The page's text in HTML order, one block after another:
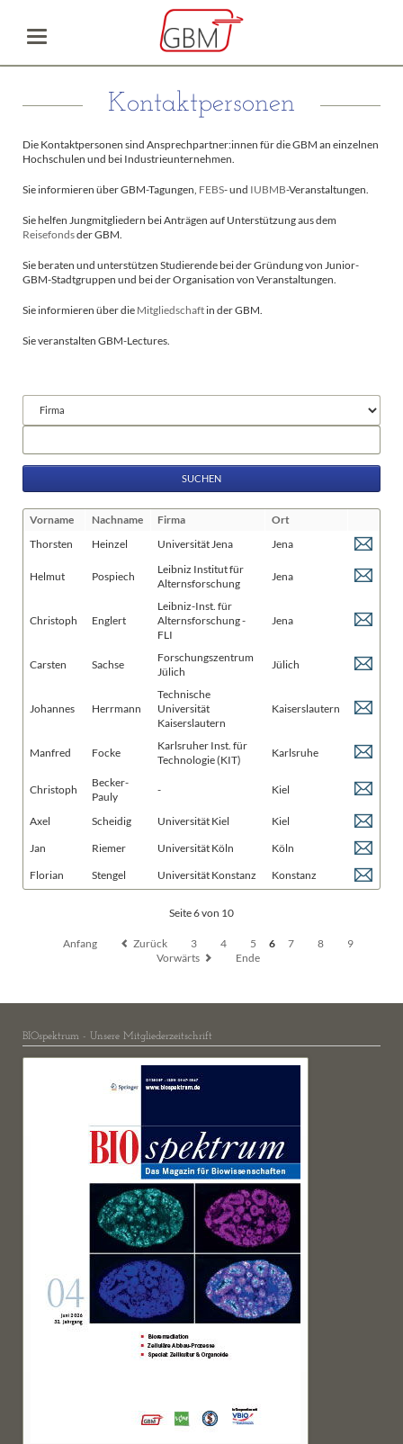
Kontaktpersonen
Die Kontaktpersonen sind Ansprechpartner:innen für die GBM an einzelnen
Hochschulen und bei Industrieunternehmen.
Sie informieren über GBM-Tagungen, FEBS- und IUBMB-Veranstaltungen.
Sie helfen Jungmitgliedern bei Anträgen auf Unterstützung aus dem
Reisefondsder GBM.
Sie beraten und unterstützen Studierende bei der Gründung von Junior-
GBM-Stadtgruppen und bei der Organisation von Veranstaltungen.
Sie informieren über die Mitgliedschaftin der GBM.
Sie veranstalten GBM-Lectures.
Felder
Vorname Nachname Firma
Ort
Thorsten
Heinzel Universität Jena Jena
Helmut Pospiech
Leibniz Institut für
Alternsforschung
Jena
Christoph Englert
Leibniz-Inst. für
Alternsforschung -
FLI
Jena
Carsten Sachse
Forschungszentrum
Jülich
Jülich
Johannes Herrmann
Technische
Universität
Kaiserslautern
Kaiserslautern
Manfred Focke
Karlsruher Inst. für
Technologie (KIT)
Karlsruhe
Christoph
Becker-
Pauly
- Kiel
Axel Scheidig Universität Kiel
Kiel
Jan
Riemer Universität Köln
Köln
Florian
Stengel Universität Konstanz Konstanz
Seite 6 von 10
Anfang Zurück 3 4 5 6 7 8
9
Vorwärts
Ende
BIOspektrum - Unsere Mitgliederzeitschrift